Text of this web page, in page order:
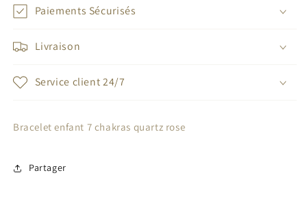
Paiements Sécurisés
Livraison
Service client 24/7
Bracelet enfant 7 chakras quartz rose
Partager